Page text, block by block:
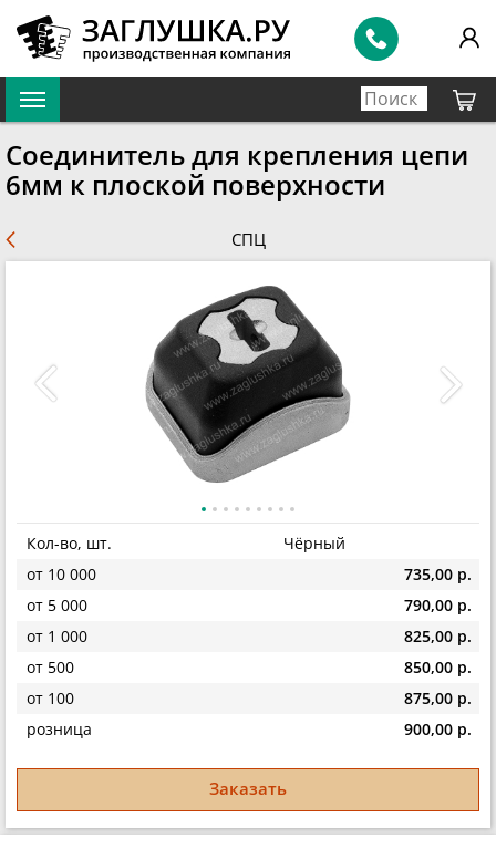
Соединитель для крепления цепи
6мм к плоской поверхности
СПЦ
Кол-во, шт.
Чёрный
от 10 000
735,00 р.
от 5 000
790,00 р.
от 1 000
825,00 р.
от 500
850,00 р.
от 100
875,00 р.
розница
900,00 р.
Заказать